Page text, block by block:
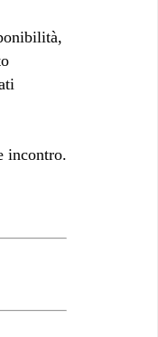
incontro.